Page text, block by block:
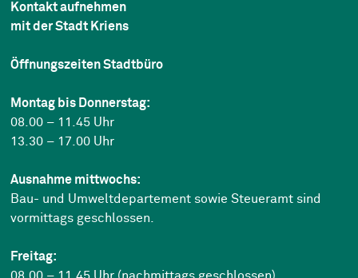
Kontakt aufnehmen
mit der Stadt Kriens
Öffnungszeiten Stadtbüro
Montag bis Donnerstag:
08.00 – 11.45 Uhr
13.30 – 17.00 Uhr
Ausnahme mittwochs:
Bau- und Umweltdepartement sowie Steueramt sind
vormittags geschlossen.
Freitag: